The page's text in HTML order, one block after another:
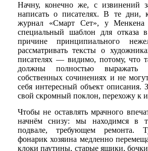
Начну, конечно же, с извинений
написать о писателях. В те дни,
журнал «Смарт Сет», у
специальный шаблон для отказа
причине принципиального
рассматривать тексты о
писателях — видимо, потому, что
должны полностью
собственных сочинениях и не
себя интересный объект описания.
свой скромный поклон, перехожу к
Чтобы не оставлять мрачного
начнём снизу: мы находимся в
подвале, требующем ремонта.
фонарик хозяина медленно
клоки паутины, старые ящики,